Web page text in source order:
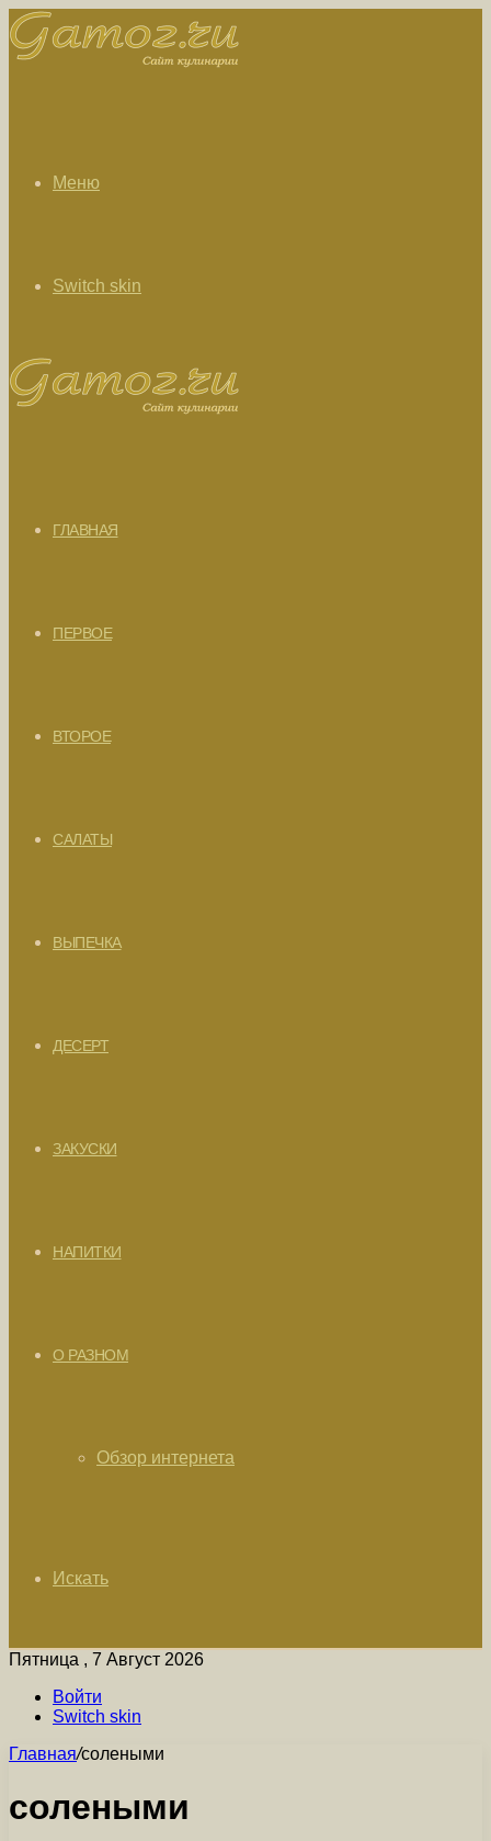
Меню
Switch skin
ГЛАВНАЯ
ПЕРВОЕ
ВТОРОЕ
САЛАТЫ
ВЫПЕЧКА
ДЕСЕРТ
ЗАКУСКИ
НАПИТКИ
О РАЗНОМ
Обзор интернета
Искать
Пятница , 7 Август 2026
Войти
Switch skin
Главная/солеными
солеными